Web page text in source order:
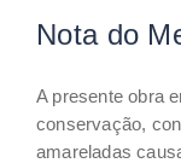
Nota do
A presente obra
conservação,
amareladas